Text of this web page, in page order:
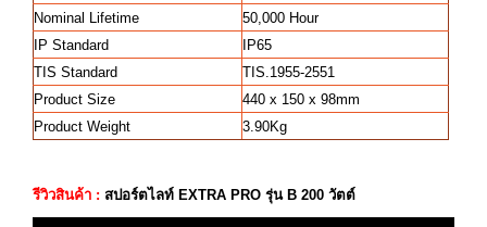
Nominal Lifetime
50,000 Hour
IP Standard
IP65
TIS Standard
TIS.1955-2551
Product Size
440 x 150 x 98mm
Product Weight
3.90Kg
รีวิวสินค้า : สปอร์ตไลท์ EXTRA PRO รุ่น B 200 วัตต์